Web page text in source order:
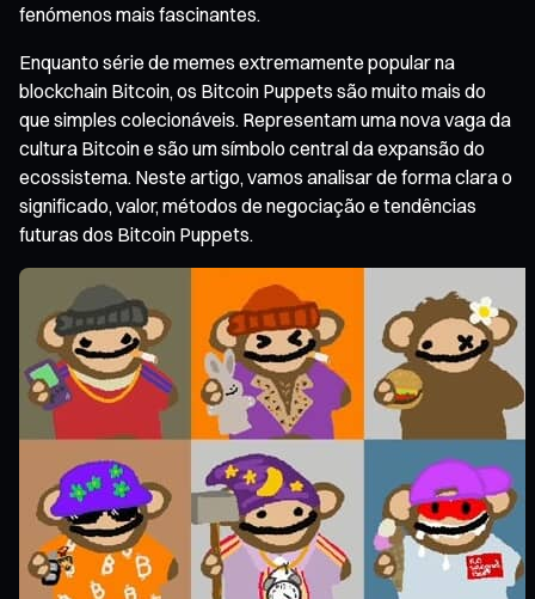
fenómenos mais fascinantes.
Enquanto série de memes extremamente popular na
blockchain Bitcoin, os Bitcoin Puppets são muito mais do
que simples colecionáveis. Representam uma nova vaga da
cultura Bitcoin e são um símbolo central da expansão do
ecossistema. Neste artigo, vamos analisar de forma clara o
significado, valor, métodos de negociação e tendências
futuras dos Bitcoin Puppets.